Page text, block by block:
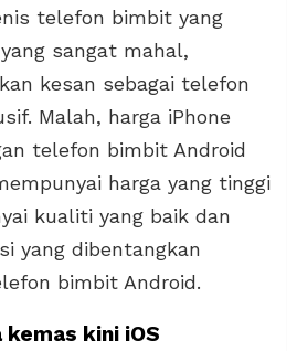
telefon bimbit yang
sangat mahal,
kesan sebagai telefon
Malah, harga iPhone
telefon bimbit Android
harga yang tinggi
kualiti yang baik dan
yang dibentangkan
bimbit Android.
kini iOS